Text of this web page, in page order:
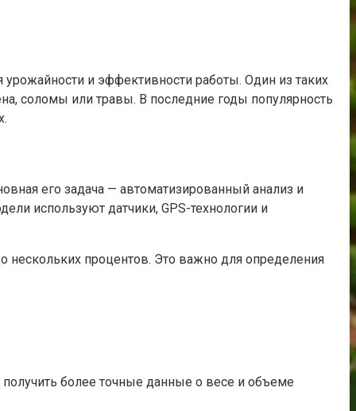
и эффективности работы. Один из таких
соломы или травы. В последние годы популярность
его задача — автоматизированный анализ и
используют датчики, GPS-технологии и
нескольких процентов. Это важно для определения
более точные данные о весе и объеме